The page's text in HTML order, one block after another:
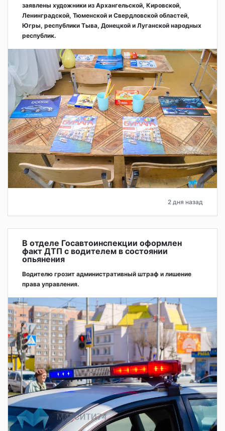
заявлены художники из Архангельской, Кировской,
Ленинградской, Тюменской и Свердловской областей,
Югры, республики Тыва, Донецкой и Луганской народных
республик.
2 дня назад
В отделе Госавтоинспекции оформлен
факт ДТП с водителем в состоянии
опьянения
Водителю грозит административный штраф и лишение
права управления.